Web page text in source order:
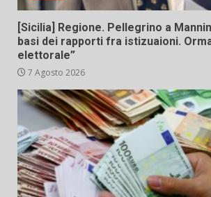
[Sicilia] Regione. Pellegrino a
basi dei rapporti fra istizuaioni.
elettorale”
7 Agosto 2026